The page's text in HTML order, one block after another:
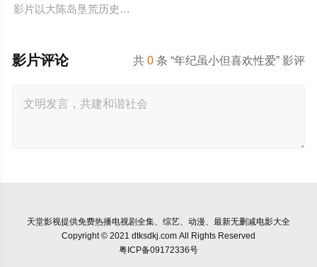
影片以大陈岛垦荒历史为创作底色，在尊重历史真实性的前提
共0 条 “年纪虽小但喜欢性爱” 影评
影片评论
天堂影视提供免费热播电视剧全集、综艺、动漫、最新无删减电影大全
Copyright © 2021 dtksdkj.com All Rights Reserved
粤ICP备09172336号